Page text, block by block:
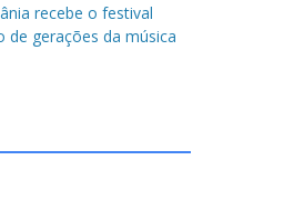
recebe o festival
de gerações da música